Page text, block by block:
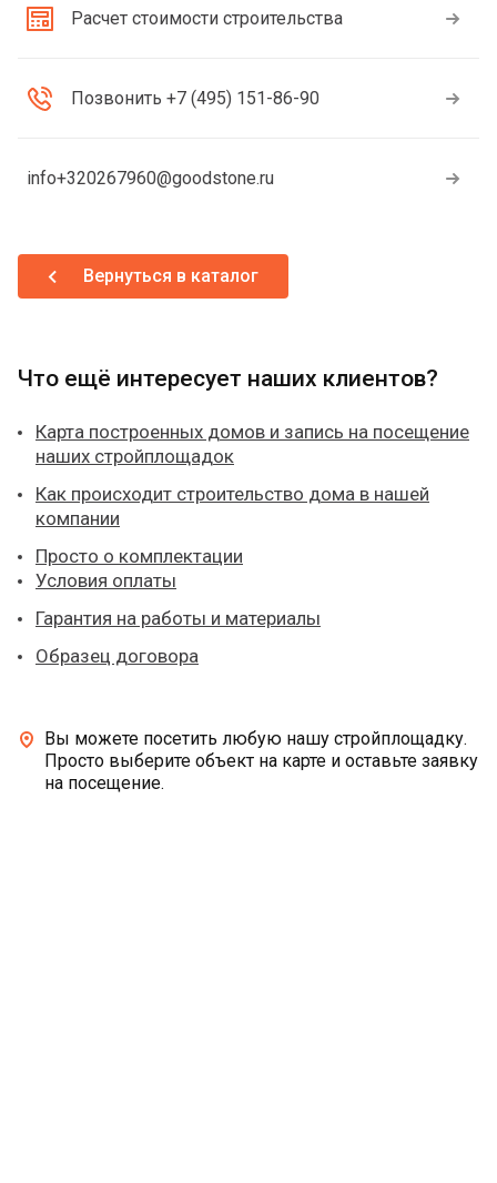
Расчет стоимости строительства
Позвонить +7 (495) 151-86-90
info+320267960@goodstone.ru
Вернуться в каталог
Что ещё интересует наших клиентов?
Карта построенных домов и запись на посещение
наших стройплощадок
Как происходит строительство дома в нашей
компании
Просто о комплектации
Условия оплаты
Гарантия на работы и материалы
Образец договора
Вы можете посетить любую нашу стройплощадку.
Просто выберите объект на карте и оставьте заявку
на посещение.